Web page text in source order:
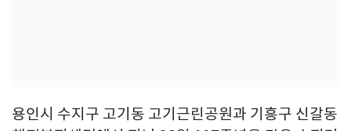
용인시 수지구 고기동 고기근린공원과 기흥구 신갈동